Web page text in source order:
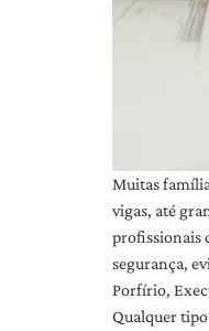
Muitas
vigas, até
profissionais
segurança,
Porfírio,
Qualquer